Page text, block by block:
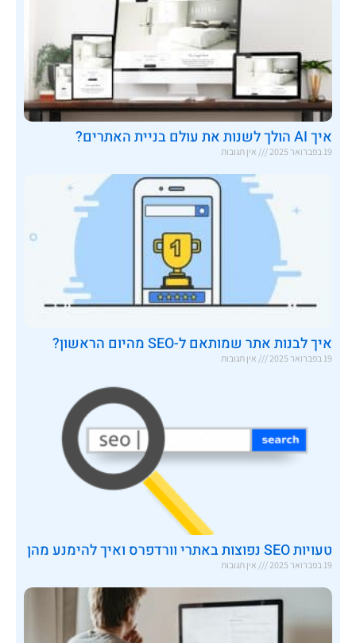
איך AI הולך לשנות את עולם בניית האתרים?
19 בפברואר 2025 אין תגובות
איך לבנות אתר שמותאם ל-SEO מהיום הראשון?
19 בפברואר 2025 אין תגובות
טעויות SEO נפוצות באתרי וורדפרס ואיך להימנע מהן
19 בפברואר 2025 אין תגובות